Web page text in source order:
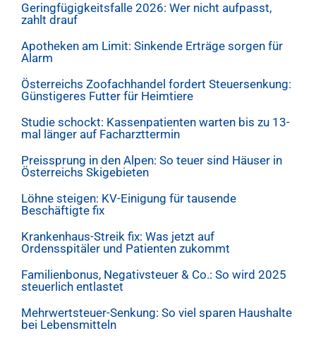
Geringfügigkeitsfalle 2026: Wer nicht aufpasst,
zahlt drauf
Apotheken am Limit: Sinkende Erträge sorgen für
Alarm
Österreichs Zoofachhandel fordert Steuersenkung:
Günstigeres Futter für Heimtiere
Studie schockt: Kassenpatienten warten bis zu 13-
mal länger auf Facharzttermin
Preissprung in den Alpen: So teuer sind Häuser in
Österreichs Skigebieten
Löhne steigen: KV-Einigung für tausende
Beschäftigte fix
Krankenhaus-Streik fix: Was jetzt auf
Ordensspitäler und Patienten zukommt
Familienbonus, Negativsteuer & Co.: So wird 2025
steuerlich entlastet
Mehrwertsteuer-Senkung: So viel sparen Haushalte
bei Lebensmitteln